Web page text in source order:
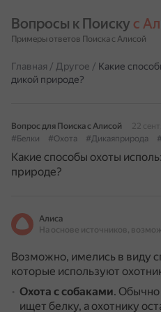
Вопросы к Поиску с
Примеры ответов Поиска с Алисой
Главная / Другое / Какие
дикой природе?
Вопрос для Поиска с Алисой
22
#Белки
#Охота #Дикаяприрода
Какие способы охоты
природе?
Алиса
Возможно, имелись в виду
которые используют
Охота с собаками. Обычно
ищет белку, а охотнику